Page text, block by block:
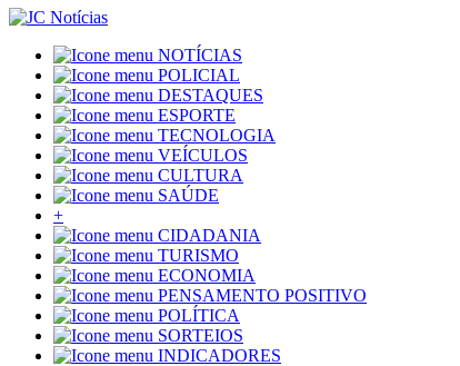
NOTÍCIAS
POLICIAL
DESTAQUES
ESPORTE
TECNOLOGIA
VEÍCULOS
CULTURA
SAÚDE
+
CIDADANIA
TURISMO
ECONOMIA
PENSAMENTO POSITIVO
POLÍTICA
SORTEIOS
INDICADORES